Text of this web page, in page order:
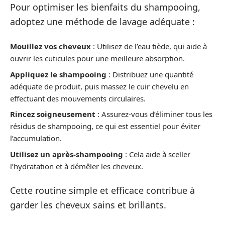
Pour optimiser les bienfaits du shampooing,
adoptez une méthode de lavage adéquate :
Mouillez vos cheveux : Utilisez de l’eau tiède, qui aide à
ouvrir les cuticules pour une meilleure absorption.
Appliquez le shampooing : Distribuez une quantité
adéquate de produit, puis massez le cuir chevelu en
effectuant des mouvements circulaires.
Rincez soigneusement : Assurez-vous d’éliminer tous les
résidus de shampooing, ce qui est essentiel pour éviter
l’accumulation.
Utilisez un après-shampooing : Cela aide à sceller
l’hydratation et à démêler les cheveux.
Cette routine simple et efficace contribue à
garder les cheveux sains et brillants.